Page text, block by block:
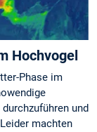
Hochvogel
Phase im
und
machten